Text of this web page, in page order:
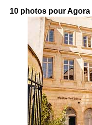
10 photos pour